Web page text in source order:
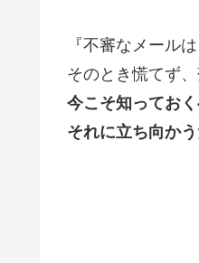
『不審なメール
そのとき慌てず
今こそ知ってお
それに立ち向か